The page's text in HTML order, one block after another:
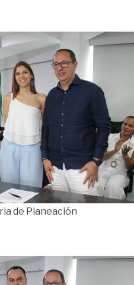
de Planeación